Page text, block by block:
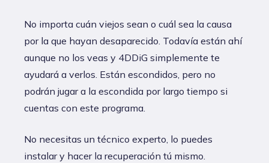
No importa cuán viejos sean o cuál sea la causa
por la que hayan desaparecido. Todavía están ahí
aunque no los veas y 4DDiG simplemente te
ayudará a verlos. Están escondidos, pero no
podrán jugar a la escondida por largo tiempo si
cuentas con este programa.
No necesitas un técnico experto, lo puedes
instalar y hacer la recuperación tú mismo.